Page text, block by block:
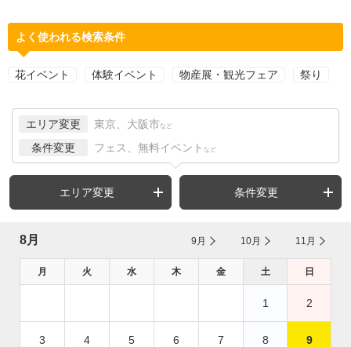
よく使われる検索条件
花イベント 体験イベント 物産展・観光フェア 祭り
エリア変更 東京、大阪市 など
条件変更 フェス、無料イベント など
エリア変更 条件変更
8月 9月 10月 11月
月 火 水 木 金 土 日
1 2
3 4 5 6 7 8 9